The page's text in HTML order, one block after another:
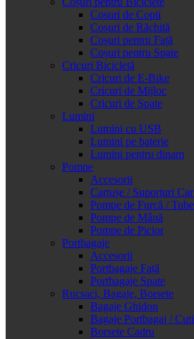
Cosuri de Copii
Coșuri de Răchită
Coșuri pentru Față
Coșuri pentru Spate
Cricuri Bicicletă
Cricuri de E-Bike
Cricuri de Mijloc
Cricuri de Spate
Lumini
Lumini cu USB
Lumini pe baterie
Lumini pentru dinam
Pompe
Accesorii
Cartușe / Suporturi
Pompe de Furcă /
Pompe de Mână
Pompe de Picior
Portbagaje
Accesorii
Portbagaje Față
Portbagaje Spate
Rucsaci, Bagaje, Borsete
Bagaje Ghidon
Bagaje Portbagaj /
Borsete Cadru